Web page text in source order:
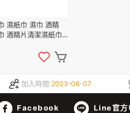
濕紙巾 濕巾 酒精
酒精片清潔濕紙巾
】【S273】
加入時間:2023-06-07
Facebook Line官方